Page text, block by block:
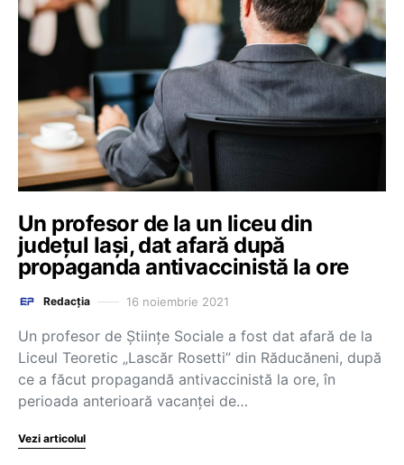
Un profesor de la un liceu din
județul Iași, dat afară după
propaganda antivaccinistă la ore
Redacția 16 noiembrie 2021
Un profesor de Științe Sociale a fost dat afară de la
Liceul Teoretic „Lascăr Rosetti” din Răducăneni, după
ce a făcut propagandă antivaccinistă la ore, în
perioada anterioară vacanței de…
Vezi articolul